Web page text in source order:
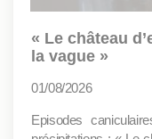
« Le château
la vague »
01/08/2026
Episodes